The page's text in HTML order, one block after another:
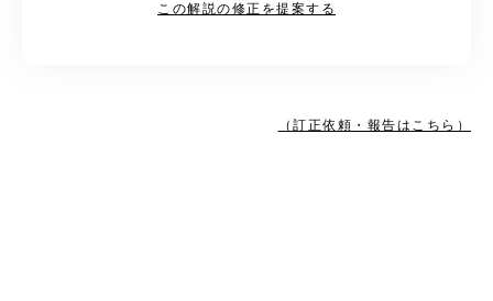
この解説の修正を提案する
（訂正依頼・報告はこちら）